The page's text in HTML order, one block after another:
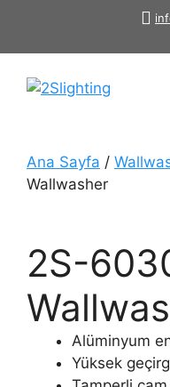
Ana Sayfa /
Wallwasher
2S-
Alüminyum
Yüksek